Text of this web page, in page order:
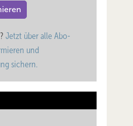
Jetzt über alle Abo-
und
sichern.